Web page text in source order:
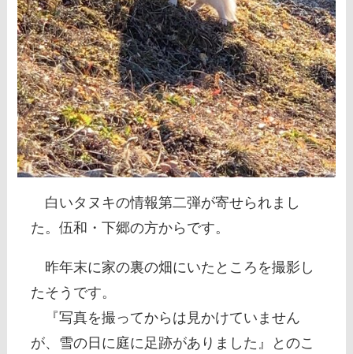
白いタヌキの情報第二弾が寄せられまし
た。伍和・下郷の方からです。
昨年末に家の裏の畑にいたところを撮影し
たそうです。
『写真を撮ってからは見かけていません
が、雪の日に庭に足跡がありました』とのこ